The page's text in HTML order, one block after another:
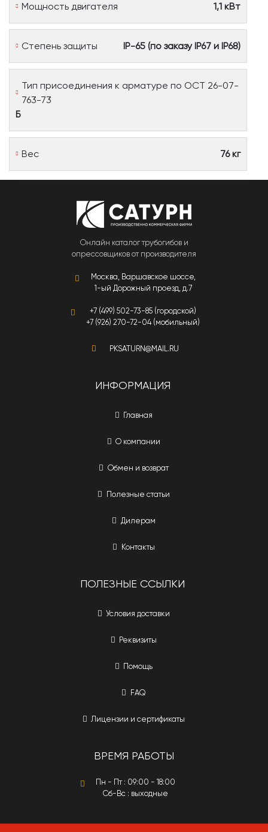
Мощность двигателя 1,1 кВт
Степень защиты IP-65 (по заказу IP67 и IP68)
Тип присоединения к арматуре по ОСТ 26-07-
763-73
Б
Вес 76 кг
Онлайн каталог трубогибов и
опрессовщиков от производителя
Москва, Варшавское шоссе,
1-ый Дорожный проезд, д.7
+7 (499) 502-73-85 (городской)
+7 (926) 270-72-04 (мобильный)
PKSATURN@MAIL.RU
ИНФОРМАЦИЯ
Главная
О компании
Обмен и возврат
Полезные статьи
Дилерам
Контакты
ПОЛЕЗНЫЕ ССЫЛКИ
Условия доставки
Реквизиты
Помощь
FAQ
Лицензии и сертификаты
ВРЕМЯ РАБОТЫ
Пн - Пт : 09:00 - 18:00
Сб-Вс : выходные